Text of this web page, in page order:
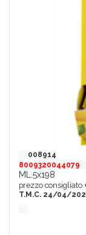
008914
8009320044079
ML.5x198
prezzo consigliato
T.M.C. 24/04/